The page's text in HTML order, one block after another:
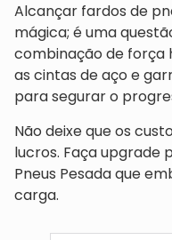
Alcançar fardos de
mágica; é uma
combinação de força
as cintas de aço e
para segurar o
Não deixe que os
lucros. Faça upgrade
Pneus Pesada que
carga.